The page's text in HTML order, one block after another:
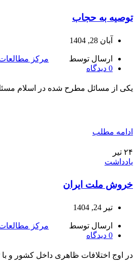
توصیه به حجاب
آبان 28, 1404
ارسال توسط
مرکز
0 دیدگاه
یکی از مسائل مطرح شده در اسلام
ادامه مطلب
۲۴ تیر
یادداشت
خروش ملت ایران
تیر 24, 1404
ارسال توسط
مرکز
0 دیدگاه
در اوج اختلافات ظاهری داخل کشور و